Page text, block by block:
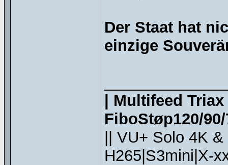
Der Staat hat
einzige
| Multifeed
FiboStøp120/
|| VU+ Solo 4K
H265|S3mini|X-